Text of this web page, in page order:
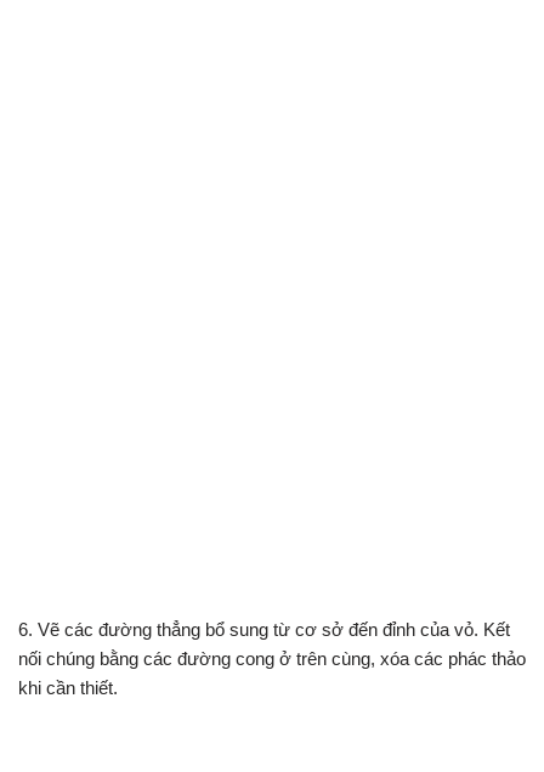
6. Vẽ các đường thẳng bổ sung từ cơ sở đến đỉnh của vỏ. Kết
nối chúng bằng các đường cong ở trên cùng, xóa các phác thảo
khi cần thiết.